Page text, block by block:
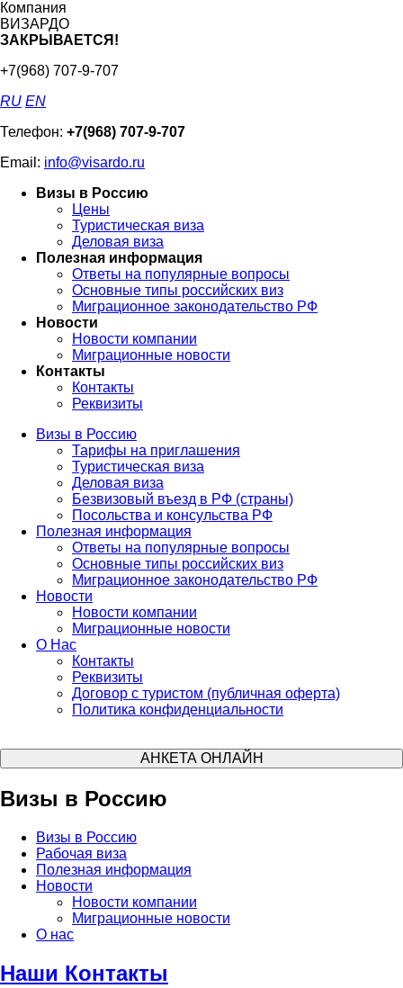
Компания
ВИЗАРДО
ЗАКРЫВАЕТСЯ!
+7(968) 707-9-707
RU EN
Телефон: +7(968) 707-9-707
Email: info@visardo.ru
Визы в Россию
Цены
Туристическая виза
Деловая виза
Полезная информация
Ответы на популярные вопросы
Основные типы российских виз
Миграционное законодательство РФ
Новости
Новости компании
Миграционные новости
Контакты
Контакты
Реквизиты
Визы в Россию
Тарифы на приглашения
Туристическая виза
Деловая виза
Безвизовый въезд в РФ (страны)
Посольства и консульства РФ
Полезная информация
Ответы на популярные вопросы
Основные типы российских виз
Миграционное законодательство РФ
Новости
Новости компании
Миграционные новости
О Нас
Контакты
Реквизиты
Договор с туристом (публичная оферта)
Политика конфиденциальности
АНКЕТА ОНЛАЙН
Визы в Россию
Визы в Россию
Рабочая виза
Полезная информация
Новости
Новости компании
Миграционные новости
О нас
Наши Контакты